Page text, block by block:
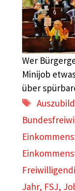
Wer
Minijob
über
Jahr, FSJ,